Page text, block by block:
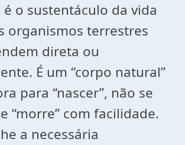
o sustentáculo da vida
organismos terrestres
direta ou
É um “corpo natural”
para “nascer”, não se
“morre” com facilidade.
a necessária